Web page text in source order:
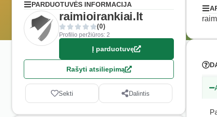
PARDUOTUVĖS INFORMACIJA
raimioirankiai.lt
(0)
Profilio peržiūros: 2
Į parduotuvę
Rašyti atsiliepimą
Sekti Dalintis